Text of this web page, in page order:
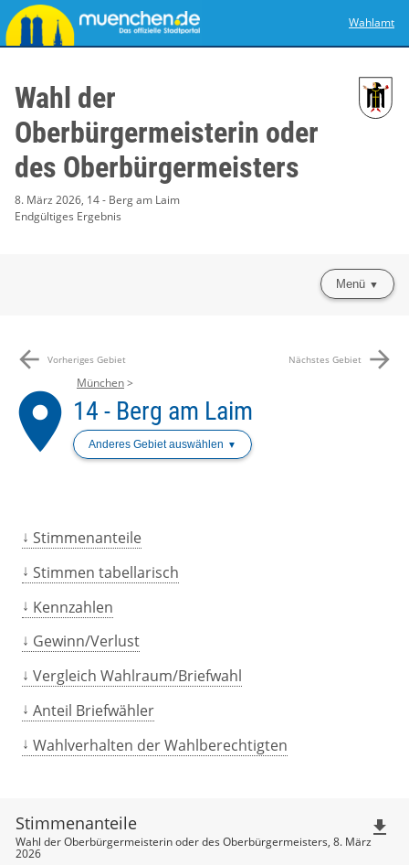
Wahlamt
Wahl der
Oberbürgermeisterin oder
des Oberbürgermeisters
8. März 2026, 14 - Berg am Laim
Endgültiges Ergebnis
Menü
arrow_back Vorheriges Gebiet Nächstes Gebiet arrow_forward
place
München
14 - Berg am Laim
Anderes Gebiet auswählen
Stimmenanteile
Stimmen tabellarisch
Kennzahlen
Gewinn/Verlust
Vergleich Wahlraum/Briefwahl
Anteil Briefwähler
Wahlverhalten der Wahlberechtigten
Stimmenanteile
Wahl der Oberbürgermeisterin oder des Oberbürgermeisters, 8. März
2026
file_download